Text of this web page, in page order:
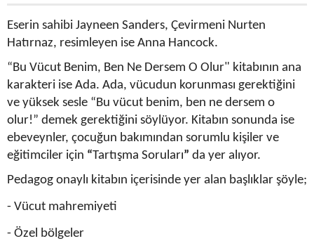
Eserin sahibi Jayneen Sanders, Çevirmeni Nurten
Hatırnaz, resimleyen ise Anna Hancock.
“Bu Vücut Benim, Ben Ne Dersem O Olur" kitabının ana
karakteri ise Ada. Ada, vücudun korunması gerektiğini
ve yüksek sesle “Bu vücut benim, ben ne dersem o
olur!” demek gerektiğini söylüyor. Kitabın sonunda ise
ebeveynler, çocuğun bakımından sorumlu kişiler ve
eğitimciler için “Tartışma Soruları” da yer alıyor.
Pedagog onaylı kitabın içerisinde yer alan başlıklar şöyle;
- Vücut mahremiyeti
- Özel bölgeler